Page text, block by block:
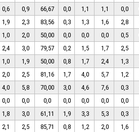
0,6 0,9 66,67 0,0 1,1 1,1 0,0
1,9 2,3 83,56 0,3 1,3 1,6 2,8
1,0 2,0 50,00 0,0 0,0 0,0 0,5
2,4 3,0 79,57 0,2 1,5 1,7 2,5
1,0 1,9 50,00 0,8 1,7 2,4 1,3
2,0 2,5 81,16 1,7 4,0 5,7 1,2
4,0 5,8 70,00 3,0 4,6 7,6 0,3
0,0 0,0 0,0 0,0 0,0 0,0 0,0
1,8 3,0 61,11 1,9 3,3 5,3 0,3
2,1 2,5 85,71 0,8 1,2 2,0 1,6